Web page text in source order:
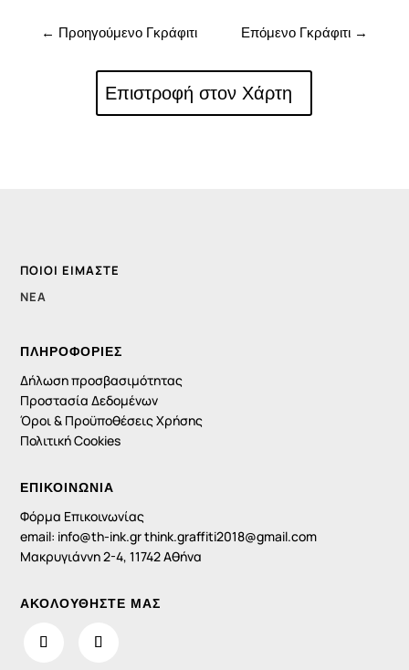
← Προηγούμενο Γκράφιτι Επόμενο Γκράφιτι →
Επιστροφή στον Χάρτη
ΠΟΙΟΙ ΕΊΜΑΣΤΕ
ΝΈΑ
ΠΛΗΡΟΦΟΡΊΕΣ
Δήλωση προσβασιμότητας
Προστασία Δεδομένων
Όροι & Προϋποθέσεις Χρήσης
Πολιτική Cookies
ΕΠΙΚΟΙΝΩΝΙΑ
Φόρμα Επικοινωνίας
email: info@th-ink.grthink.graffiti2018@gmail.com
Μακρυγιάννη 2-4, 11742 Αθήνα
ΑΚΟΛΟΥΘΗΣΤΕ ΜΑΣ